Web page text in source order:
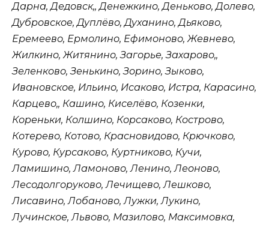
Дарна, Дедовск,, Денежкино, Деньково, Долево,
Дубровское, Дуплёво, Духанино, Дьяково,
Еремеево, Ермолино, Ефимоново, Жевнево,
Жилкино, Житянино, Загорье, Захарово,,
Зеленково, Зенькино, Зорино, Зыково,
Ивановское, Ильино, Исаково, Истра, Карасино,
Карцево,, Кашино, Киселёво, Козенки,
Кореньки, Колшино, Корсаково, Кострово,
Котерево, Котово, Красновидово, Крючково,
Курово, Курсаково, Куртниково, Кучи,
Ламишино, Ламоново, Ленино, Леоново,
Лесодолгоруково, Лечищево, Лешково,
Лисавино, Лобаново, Лужки, Лукино,
Лучинское, Львово, Мазилово, Максимовка,